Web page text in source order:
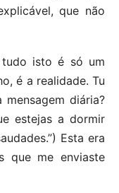
que não
isto é só um
é a realidade. Tu
diária?
estejas a dormir
Esta era
que me enviaste